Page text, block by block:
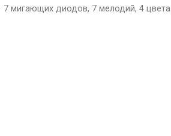
7 мигающих диодов, 7 мелодий, 4 цвета